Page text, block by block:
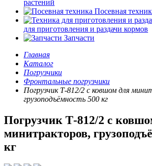
растений
Посевная
для приготовления и раздачи кормов
Запчасти
Главная
Каталог
Погрузчики
Фронтальные погрузчики
Погрузчик Т-812/2 с ковшом для
грузоподъёмность 500 кг
Погрузчик Т-812/2 с
минитракторов,
кг